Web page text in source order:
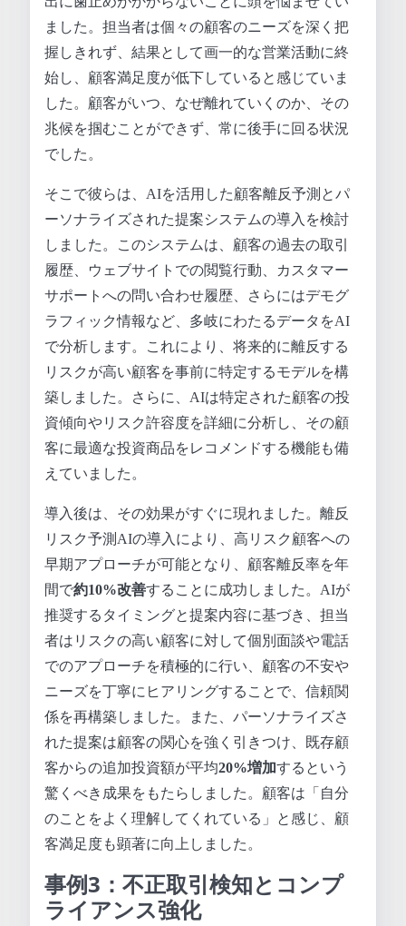
ました。担当者は個々の顧客のニーズを深く把
握しきれず、結果として画一的な営業活動に終
始し、顧客満足度が低下していると感じていま
した。顧客がいつ、なぜ離れていくのか、その
兆候を掴むことができず、常に後手に回る状況
でした。
そこで彼らは、AIを活用した顧客離反予測とパ
ーソナライズされた提案システムの導入を検討
しました。このシステムは、顧客の過去の取引
履歴、ウェブサイトでの閲覧行動、カスタマー
サポートへの問い合わせ履歴、さらにはデモグ
ラフィック情報など、多岐にわたるデータをAI
で分析します。これにより、将来的に離反する
リスクが高い顧客を事前に特定するモデルを構
築しました。さらに、AIは特定された顧客の投
資傾向やリスク許容度を詳細に分析し、その顧
客に最適な投資商品をレコメンドする機能も備
えていました。
導入後は、その効果がすぐに現れました。離反
リスク予測AIの導入により、高リスク顧客への
早期アプローチが可能となり、顧客離反率を年
間で約10%改善することに成功しました。AIが
推奨するタイミングと提案内容に基づき、担当
者はリスクの高い顧客に対して個別面談や電話
でのアプローチを積極的に行い、顧客の不安や
ニーズを丁寧にヒアリングすることで、信頼関
係を再構築しました。また、パーソナライズさ
れた提案は顧客の関心を強く引きつけ、既存顧
客からの追加投資額が平均20%増加するという
驚くべき成果をもたらしました。顧客は「自分
のことをよく理解してくれている」と感じ、顧
客満足度も顕著に向上しました。
事例3：不正取引検知とコンプ
ライアンス強化